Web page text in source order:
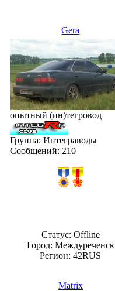
Gera
опытный (ин)тегровод
Группа: Интеграводы
Сообщений: 210
Статус: Offline
Город: Meждуреченск
Регион: 42RUS
Matrix